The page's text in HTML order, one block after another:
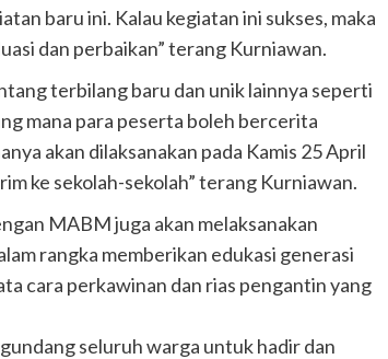
baru ini. Kalau kegiatan ini sukses, maka
dan perbaikan” terang Kurniawan.
terbilang baru dan unik lainnya seperti
mana para peserta boleh bercerita
akan dilaksanakan pada Kamis 25 April
ke sekolah-sekolah” terang Kurniawan.
MABM juga akan melaksanakan
rangka memberikan edukasi generasi
cara perkawinan dan rias pengantin yang
seluruh warga untuk hadir dan